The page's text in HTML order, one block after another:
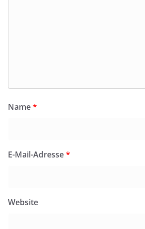
Name*
E-Mail-Adresse*
Website